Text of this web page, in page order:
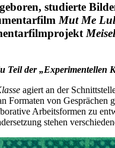
studierte
Mut Me
Teil der „Experimentellen
agiert an der
Formaten von
Arbeitsformen zu
stehen